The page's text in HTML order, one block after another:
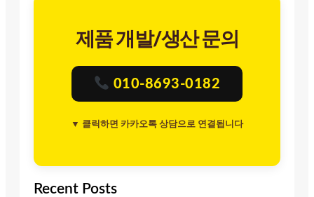
제품 개발/생산 문의
010-8693-0182
▼ 클릭하면 카카오톡 상담으로 연결됩니다
Recent Posts